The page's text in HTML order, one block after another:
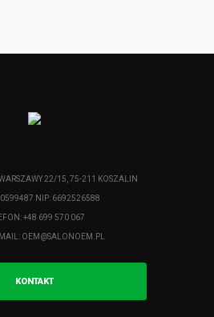
22/15, 75-211 KOSZALIN
NIP: 6692526588
+48 699 570 067
OEM@SALONOEM.PL
KONTAKT